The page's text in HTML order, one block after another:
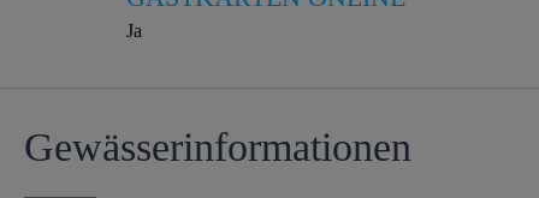
Ja
Gewässer­informationen